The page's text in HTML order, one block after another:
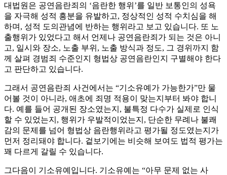
대법원은 공연음란죄의 ‘음란한 행위’를 일반 보통인의 성욕
을 자극해 성적 흥분을 유발하고, 정상적인 성적 수치심을 해
하며, 성적 도의관념에 반하는 행위라고 보고 있습니다. 또 노
출행위가 있었다고 해서 언제나 공연음란죄가 되는 것은 아니
고, 일시와 장소, 노출 부위, 노출 방식과 정도, 그 경위까지 함
께 살펴 경범죄 수준인지 형법상 공연음란인지 구별해야 한다
고 판단하고 있습니다.
그래서 공연음란죄 사건에서는 “기소유예가 가능한가”만 물
어볼 것이 아니라, 애초에 죄명 적용이 맞는지부터 봐야 합니
다. 예를 들어 공개된 장소였는지, 불특정 다수가 실제로 인식
할 수 있었는지, 행위가 우발적이었는지, 단순한 무례나 불쾌
감의 문제를 넘어 형법상 음란행위라고 평가될 정도였는지가
먼저 정리돼야 합니다. 겉보기에는 비슷해 보여도 법적 평가는
꽤 다르게 갈릴 수 있습니다.
그다음이 기소유예입니다. 기소유예는 “아무 문제 없는 사